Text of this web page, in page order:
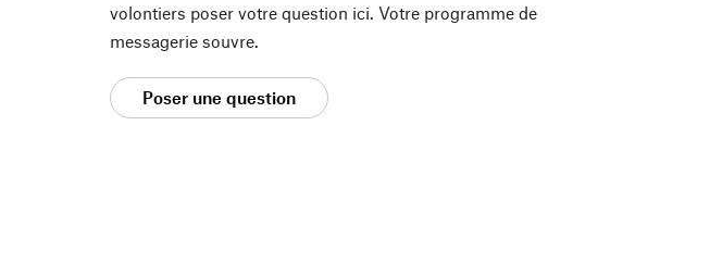
volontiers poser votre question ici. Votre programme de
messagerie souvre.
Poser une question